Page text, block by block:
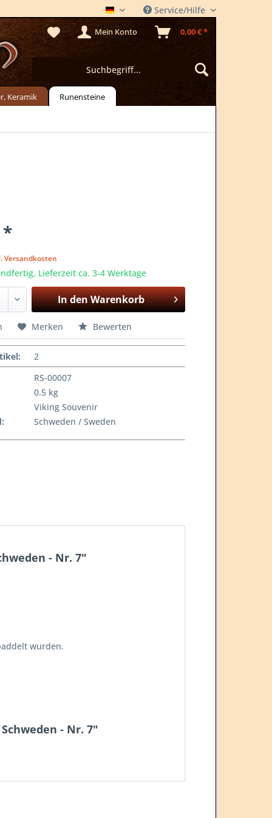
DER METLADENService/Hilfe
Mein Konto 0,00 € *
Keramik Runensteine
*
Versandkosten
Lieferzeit ca. 3-4 Werktage
In denWarenkorb
Merken Bewerten
:
2
RS-00007
0.5 kg
Viking Souvenir
Schweden / Sweden
- Nr. 7"
wurden.
- Nr. 7"